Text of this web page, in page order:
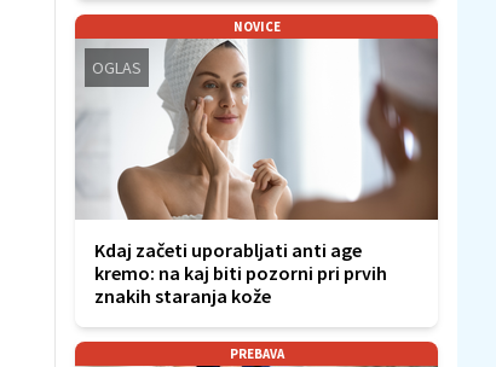
NOVICE
OGLAS
Kdaj začeti uporabljati anti age
kremo: na kaj biti pozorni pri prvih
znakih staranja kože
PREBAVA